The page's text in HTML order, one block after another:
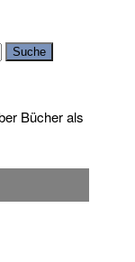
Suche
Bücher als